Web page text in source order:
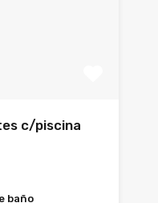
c/piscina
baño